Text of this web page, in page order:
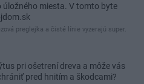
úložného miesta. V tomto byte
preglejka a čisté línie vyzerajú super.
pri ošetrení dreva a môže vás
pred hnitím a škodcami?